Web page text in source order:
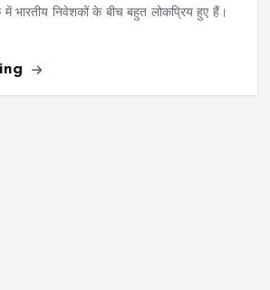
भारतीय निवेशकों के बीच बहुत लोकप्रिय हुए हैं।